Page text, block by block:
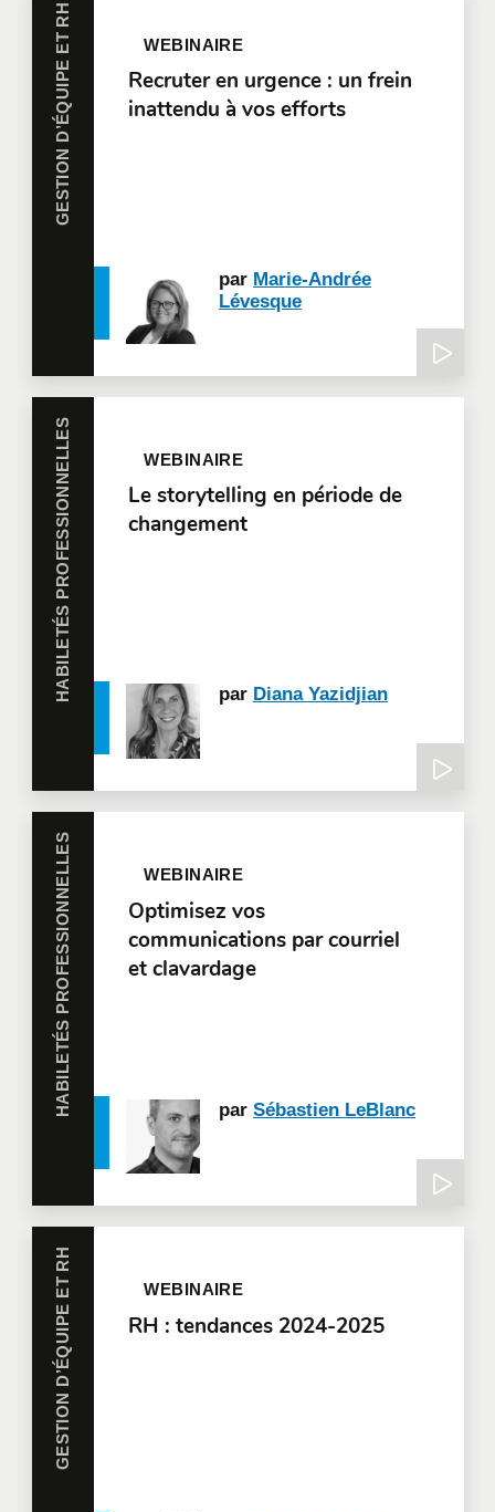
GESTION D’ÉQUIPE ET RH WEBINAIRE
Recruter en urgence : un frein
inattendu à vos efforts
par Marie-Andrée
Lévesque
HABILETÉS PROFESSIONNELLES WEBINAIRE
Le storytelling en période de
changement
par Diana Yazidjian
HABILETÉS PROFESSIONNELLES WEBINAIRE
Optimisez vos
communications par courriel
et clavardage
parSébastien LeBlanc
GESTION D’ÉQUIPE ET RH WEBINAIRE
RH : tendances 2024-2025